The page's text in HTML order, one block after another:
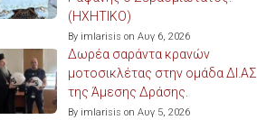
(ΗΧΗΤΙΚΟ)
By imlarisis on Αυγ 6, 2026
Δωρέα σαράντα κρανών
μοτοσικλέτας στην ομάδα ΔΙ.ΑΣ.
της Άμεσης Δράσης.
By imlarisis on Αυγ 5, 2026